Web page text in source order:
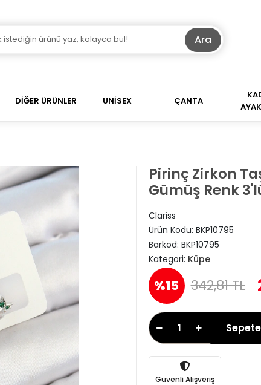
Ara
DİĞER ÜRÜNLER UNİSEX ÇANTA
Pirinç Zirkon
Gümüş Renk
Clariss
Ürün Kodu: BKP10795
Barkod: BKP10795
Kategori: Küpe
%15 342,81 TL
Güvenli Alışveriş